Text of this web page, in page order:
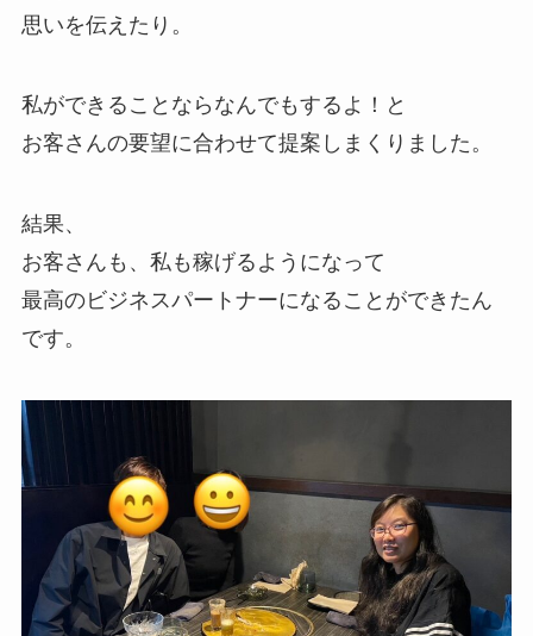
思いを伝えたり。
私ができることならなんでもするよ！と
お客さんの要望に合わせて提案しまくりました。
結果、
お客さんも、私も稼げるようになって
最高のビジネスパートナーになることができたん
です。